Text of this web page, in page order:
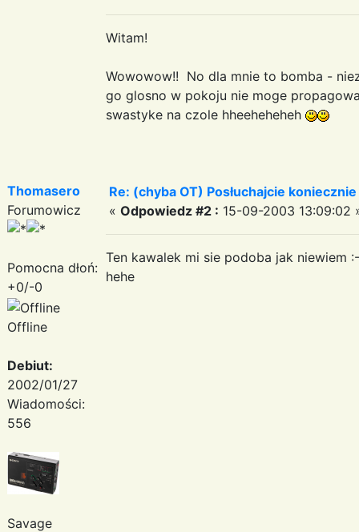
Witam!
Wowowow!! No dla mnie to bomba -
go glosno w pokoju nie moge
swastyke na czole hheeheheheh
Thomasero
Forumowicz
Pomocna dłoń:
+0/-0
Offline
Debiut:
2002/01/27
Wiadomości:
556
Savage
Re: (chyba OT) Posłuchajcie koniecznie
« Odpowiedz #2 : 15-09-2003 13:09:02
Ten kawalek mi sie podoba jak niewiem
hehe